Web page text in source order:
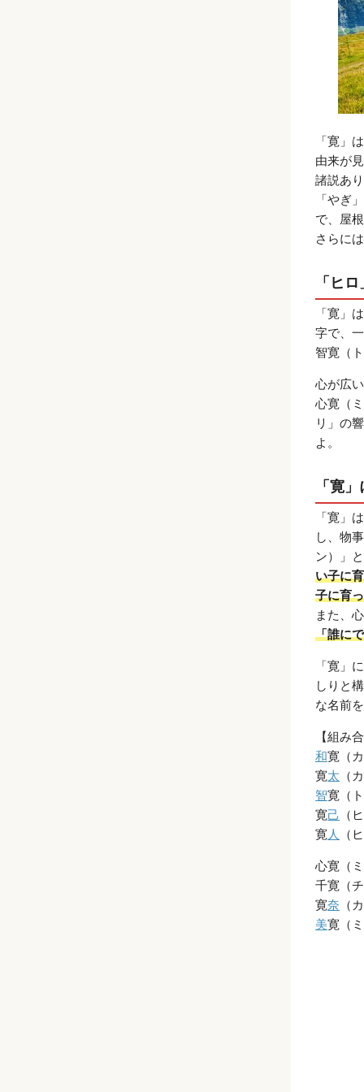
「寛」は
由来が
諸説あ
「やぎ
で、屋
さらに
「ヒ
「寛」
字で、
智寛（
心が広
心寛（
リ」の
よ。
「寛
「寛」は
し、物
ン）」
い子に
子に育
また、
「誰に
「寛」
しりと
な名前
【組み
和寛（
寛太 （
智寛（
寛己
（
寛 人 （
心寛（
千寛（
寛奈 （
美寛（